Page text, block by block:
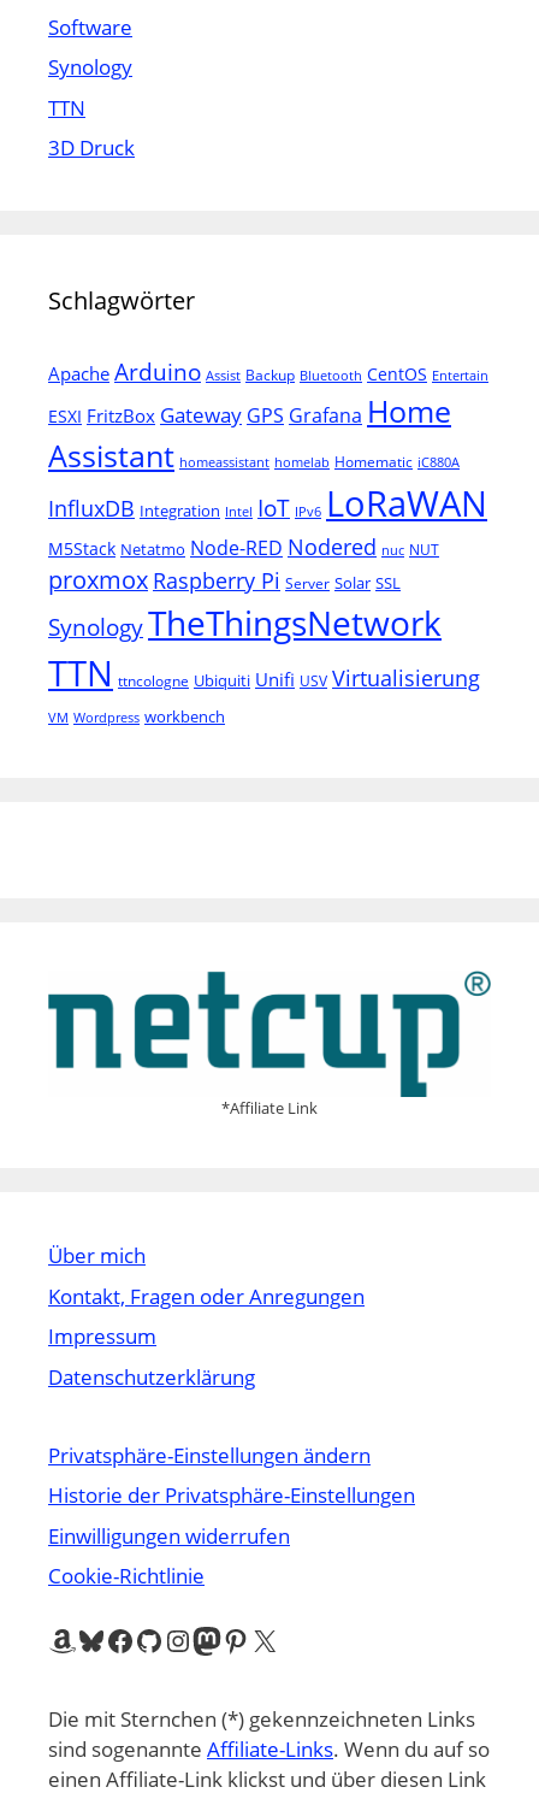
Software
Synology
TTN
3D Druck
Schlagwörter
Apache Arduino Assist Backup Bluetooth CentOS Entertain
ESXI FritzBox Gateway GPS Grafana Home
Assistant homeassistant homelab Homematic iC880A
InfluxDB Integration Intel IoT IPv6 LoRaWAN
M5Stack Netatmo Node-RED Nodered nuc NUT
proxmox Raspberry Pi Server Solar SSL
SynologyTheThingsNetwork
TTN ttncologne Ubiquiti Unifi USV Virtualisierung
VM Wordpress workbench
*Affiliate Link
Über mich
Kontakt, Fragen oder Anregungen
Impressum
Datenschutzerklärung
Privatsphäre-Einstellungen ändern
Historie der Privatsphäre-Einstellungen
Einwilligungen widerrufen
Cookie-Richtlinie
Amazon
Bluesky
Facebook
GitHub
Instagram
Mastodon
Pinterest
X
Die mit Sternchen (*) gekennzeichneten Links
sind sogenannte Affiliate-Links. Wenn du auf so
einen Affiliate-Link klickst und über diesen Link